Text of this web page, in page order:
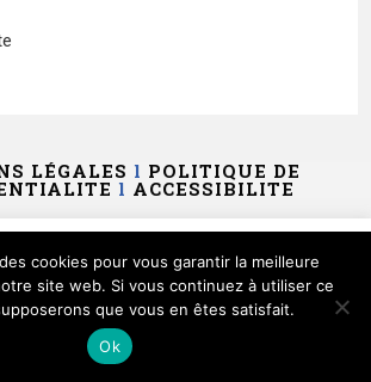
LÉGALES l POLITIQUE DE
l ACCESSIBILITE
cookies et vous donne le contrôle sur
activer
Tout refuser
cookies pour vous garantir la meilleure
site web. Si vous continuez à utiliser ce
que vous en êtes satisfait.
Ok